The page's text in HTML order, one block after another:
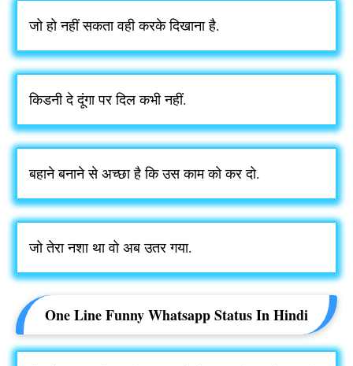
जो हो नहीं सकता वही करके दिखाना है.
किडनी दे दूंगा पर दिल कभी नहीं.
बहाने बनाने से अच्छा है कि उस काम को कर दो.
जो तेरा नशा था वो अब उतर गया.
One Line Funny Whatsapp Status In Hindi